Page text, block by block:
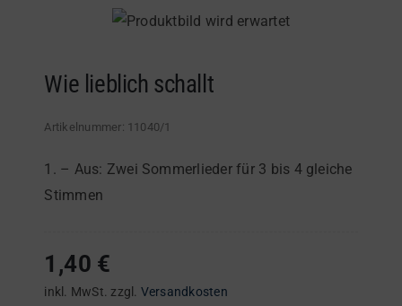
Kontakt
Wie lieblich schallt
Artikelnummer: 11040/1
1. – Aus: Zwei Sommerlieder für 3 bis 4 gleiche
Stimmen
1,40 €
inkl. MwSt. zzgl. Versandkosten